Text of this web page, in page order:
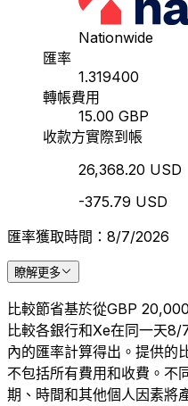
Nationwide
匯率
1.319400
轉帳費用
15.00 GBP
收款方實際到帳
26,368.20 USD
-375.79 USD
匯率獲取時間：8/7/2026
瞭解更多
比較節省基於從GBP
比較各銀行和Xe在同一天
內的匯率計算得出。提供的
不包括所有費用和收費。不
期、時間和其他個人因素將